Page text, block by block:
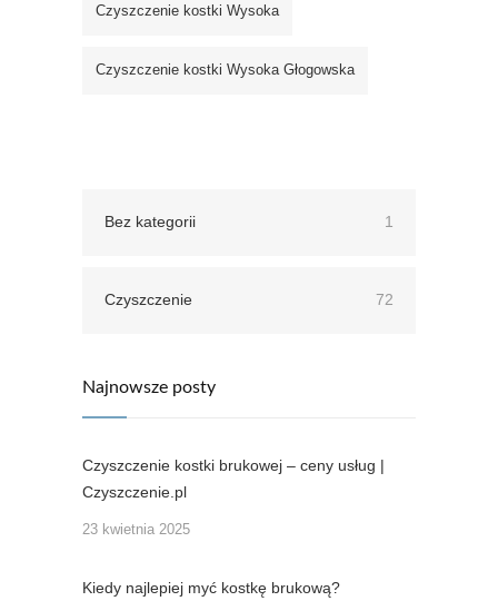
Czyszczenie kostki Wysoka
Czyszczenie kostki Wysoka Głogowska
Bez kategorii 1
Czyszczenie 72
Najnowsze posty
Czyszczenie kostki brukowej – ceny usług |
Czyszczenie.pl
23 kwietnia 2025
Kiedy najlepiej myć kostkę brukową?